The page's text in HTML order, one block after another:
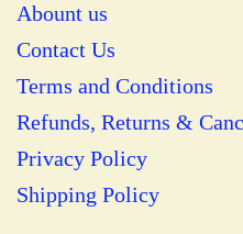
Abount us
Contact Us
Terms and Conditions
Refunds, Returns &
Privacy Policy
Shipping Policy